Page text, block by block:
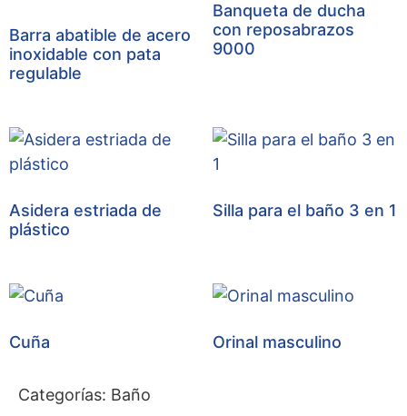
Barra abatible de acero
inoxidable con pata
regulable
Banqueta de ducha
con reposabrazos
9000
Asidera estriada de
plástico
Silla para el baño 3 en 1
Cuña Orinal masculino
Categorías: Baño